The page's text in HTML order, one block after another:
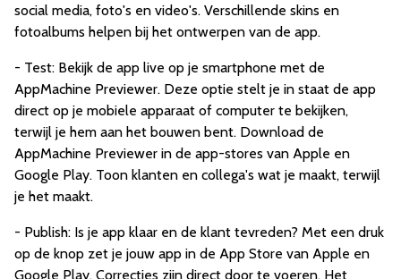
social media, foto's en video's. Verschillende skins en
fotoalbums helpen bij het ontwerpen van de app.
- Test: Bekijk de app live op je smartphone met de
AppMachine Previewer. Deze optie stelt je in staat de app
direct op je mobiele apparaat of computer te bekijken,
terwijl je hem aan het bouwen bent. Download de
AppMachine Previewer in de app-stores van Apple en
Google Play. Toon klanten en collega's wat je maakt, terwijl
je het maakt.
- Publish: Is je app klaar en de klant tevreden? Met een druk
op de knop zet je jouw app in de App Store van Apple en
Google Play. Correcties zijn direct door te voeren. Het